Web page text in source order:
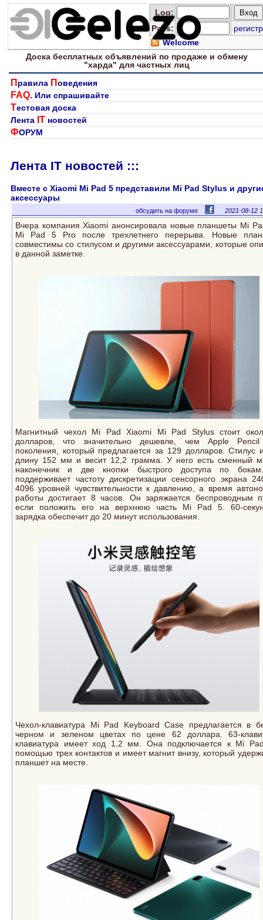
Log:
Pass:
регистр
Welcome
Доска бесплатныхобъявлений по продаже и обмену
"харда" для частных лиц
П равила Поведения
FAQ. Или спрашивайте
Тестовая доска
Лента IT новостей
ФОРУМ
Лента IT новостей :::
Вместе с Xiaomi Mi Pad 5 представили Mi Pad Stylus и
аксессуары
обсудить на форуме 2021-08-12
Вчера компания Xiaomi анонсировала новые планшеты Mi
Mi Pad 5 Pro после трехлетнего перерыва. Новые
совместимы со стилусом и другими аксессуарами, которые
в данной заметке.
Магнитный чехол Mi Pad Xiaomi Mi Pad Stylus стоит
долларов, что значительно дешевле, чем Apple Pencil
поколения, который предлагается за 129 долларов. Стилус
длину 152 мм и весит 12,2 грамма. У него есть сменный
наконечник и две кнопки быстрого доступа по
поддерживает частоту дискретизации сенсорного экрана
4096 уровней чувствительности к давлению, а время
работы достигает 8 часов. Он заряжается беспроводным
если положить его на верхнюю часть Mi Pad 5. 60-
зарядка обеспечит до 20 минут использования.
Чехол-клавиатура Mi Pad Keyboard Case предлагается в
черном и зеленом цветах по цене 62 доллара. 63-
клавиатура имеет ход 1,2 мм. Она подключается к Mi
помощью трех контактов и имеет магнит внизу, который
планшет на месте.